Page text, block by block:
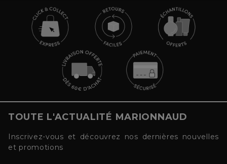
TOUTE L'ACTUALITÉ MARIONNAUD
Inscrivez-vous et découvrez nos dernières nouvelles
et promotions